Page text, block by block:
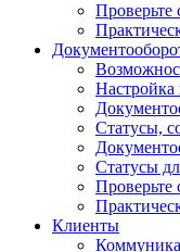
Проверьте
Настройка
Статусы,
Статусы
Проверьте
Клиенты